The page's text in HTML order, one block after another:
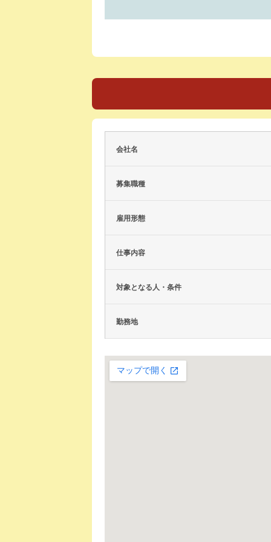
会社名
募集職種
雇用形態
仕事内容
対象となる人・条件
勤務地